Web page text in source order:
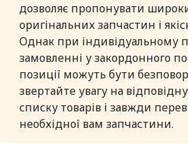
дозволяє пропонувати
оригінальних запчастин і
Однак при індивідуальному
замовленні у закордонного
позиції можуть бути
звертайте увагу на
списку товарів і завжди
необхідної вам запчастини.